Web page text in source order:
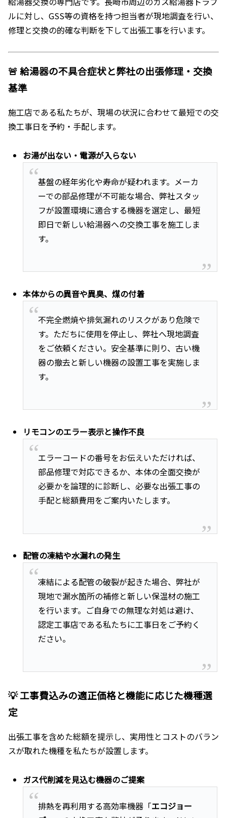
ルに対し、GSS等の資格を持つ担当者が現地調査を行い、
修理と交換の的確な判断を下して出張工事を行います。
🚨 給湯器の不具合症状と弊社の出張修理・交換
基準
施工店である私たちが、現場の状況に合わせて最短での交
換工事日を予約・手配します。
お湯が出ない・電源が入らない
基盤の経年劣化や寿命が疑われます。メーカ
ーでの部品修理が不可能な場合、弊社スタッ
フが設置環境に適合する機器を選定し、最短
即日で新しい給湯器への交換工事を施工しま
す。
本体からの異音や異臭、煤の付着
不完全燃焼や排気漏れのリスクがあり危険で
す。ただちに使用を停止し、弊社へ現地調査
をご依頼ください。安全基準に則り、古い機
器の撤去と新しい機器の設置工事を実施しま
す。
リモコンのエラー表示と操作不良
エラーコードの番号をお伝えいただければ、
部品修理で対応できるか、本体の全面交換が
必要かを論理的に診断し、必要な出張工事の
手配と総額費用をご案内いたします。
配管の凍結や水漏れの発生
凍結による配管の破裂が起きた場合、弊社が
現地で漏水箇所の補修と新しい保温材の施工
を行います。ご自身での無理な対処は避け、
認定工事店である私たちに工事日をご予約く
ださい。
💡 工事費込みの適正価格と機能に応じた機種選
定
出張工事を含めた総額を提示し、実用性とコストのバラン
スが取れた機種を私たちが設置します。
ガス代削減を見込む機器のご提案
排熱を再利用する高効率機器「エコジョー